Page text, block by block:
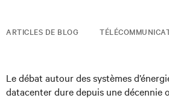
ARTICLES DE BLOG
Le débat autour des systèmes
datacenter dure depuis une décennie